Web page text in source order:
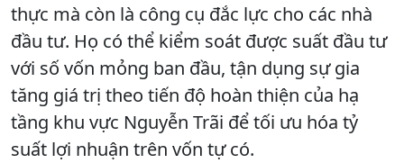
thực mà còn là công cụ đắc lực cho các nhà
đầu tư. Họ có thể kiểm soát được suất đầu tư
với số vốn mỏng ban đầu, tận dụng sự gia
tăng giá trị theo tiến độ hoàn thiện của hạ
tầng khu vực Nguyễn Trãi để tối ưu hóa tỷ
suất lợi nhuận trên vốn tự có.